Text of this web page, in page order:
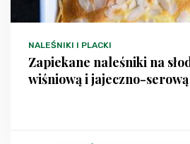
NALEŚNIKI I PLACKI
Zapiekane naleśniki na
wiśniową i jajeczno-